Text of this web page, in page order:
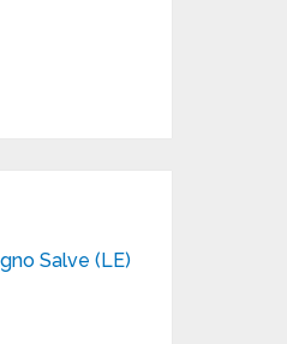
Salve (LE)